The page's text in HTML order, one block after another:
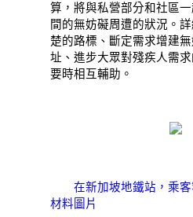
算，將與私營部分和社區
間的無妨礙周遭的狀況。
楚的路標、斷定需求增建
址、進步大眾對殘疾人需
要時相互輔助。
在新加坡地鐵站，乘客
材料圖片